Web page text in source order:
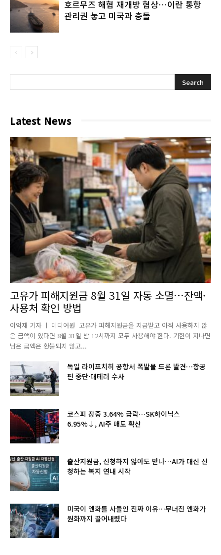
호르무즈 해협 재개방 협상…이란 통항
관리권 놓고 미국과 충돌
Latest News
고유가 피해지원금 8월 31일 자동 소멸…잔액·
사용처 확인 방법
이억재 기자 ㅣ 미디어원 고유가 피해지원금을 지급받고 아직 사용하지 않
은 금액이 있다면 8월 31일 밤 12시까지 모두 사용해야 한다. 기한이 지나면
남은 금액은 환불되지 않고...
독일 라이프치히 공항서 폭발물 드론 발견…항공
편 중단·대테러 수사
코스피 장중 3.64% 급락…SK하이닉스
6.95%↓, AI주 매도 확산
출산지원금, 신청하지 않아도 받나…AI가 대신 신
청하는 복지 연내 시작
미국이 엔화를 사들인 진짜 이유…무너진 엔화가
원화까지 끌어내렸다